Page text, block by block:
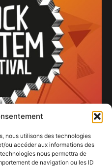
nous utilisons des technologies
ou accéder aux informations des
nous permettra de
de navigation ou les ID
Ferme